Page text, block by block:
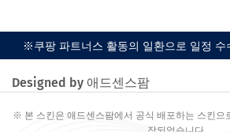
※쿠팡 파트너스 활동의 일환으로 일정 수
Designed by 애드센스팜
※ 본 스킨은 애드센스팜에서 공식 배포하는 스킨으